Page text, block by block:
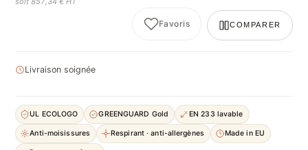
Favoris COMPARER
Livraison soignée
UL ECOLOGO GREENGUARD Gold EN 233 lavable
Anti-moisissures Respirant · anti-allergènes Made in EU